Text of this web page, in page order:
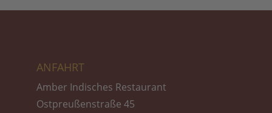
ANFAHRT
Amber Indisches Restaurant
Ostpreußenstraße 45